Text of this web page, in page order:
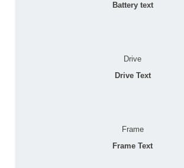
Battery text
Drive
Drive Text
Frame
Frame Text